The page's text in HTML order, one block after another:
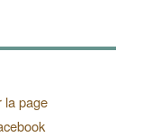
la page